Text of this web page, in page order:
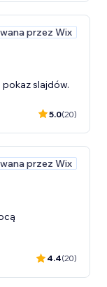
przez Wix
slajdów.
5.0(20)
przez Wix
4.4(20)